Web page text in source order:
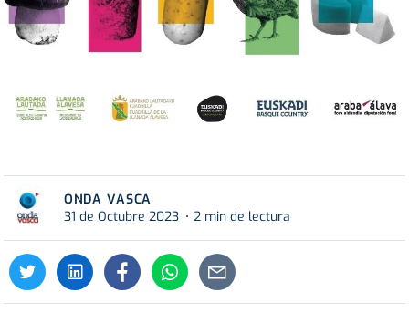
ONDA VASCA
31 de Octubre 2023
2 min de lectura